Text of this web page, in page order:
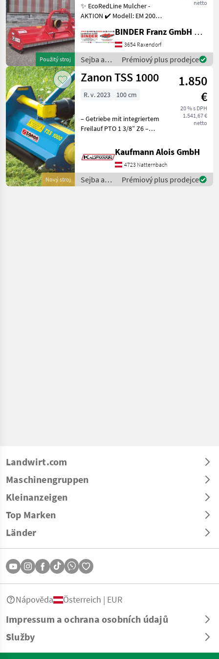
Použitý stroj
netto
✨ EcoRedLine Mulcher -
AKTION ✔️ Modell: EM 200
serienmäßiger Ausführung
✔️ Arbeitsbreite 200cm ✔️
Aussenbreite 215cm, ✔️
Universal-Dreipunk
BINDER Franz GmbH & CoKG
3654 Raxendorf
Sejba a
starostlivosť
o plodinu
Prémiový plus prodejce
Nový stroj
Zanon TSS 1000
1.850
€
20 % s DPH
1.541,67 €
netto
R. v. 2023 100 cm
– Getriebe mit integriertem
Freilauf PTO 1 3/8” Z6 –
Schnittsystem – Anbaubock
fest – Eckenverstärkung für
Zerkleinerungsmaterial –
Stützkufen f
Kaufmann Alois GmbH
4723 Natternbach
Sejba a
starostlivosť
Prémiový plus prodejce
Landwirt.com
Maschinengruppen
Kleinanzeigen
Top Marken
Länder
Impressum a ochrana osobních údajů
Služby
Nápověda Österreich | EUR